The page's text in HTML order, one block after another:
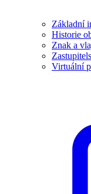
Základní
Historie
Znak a
Virtuální